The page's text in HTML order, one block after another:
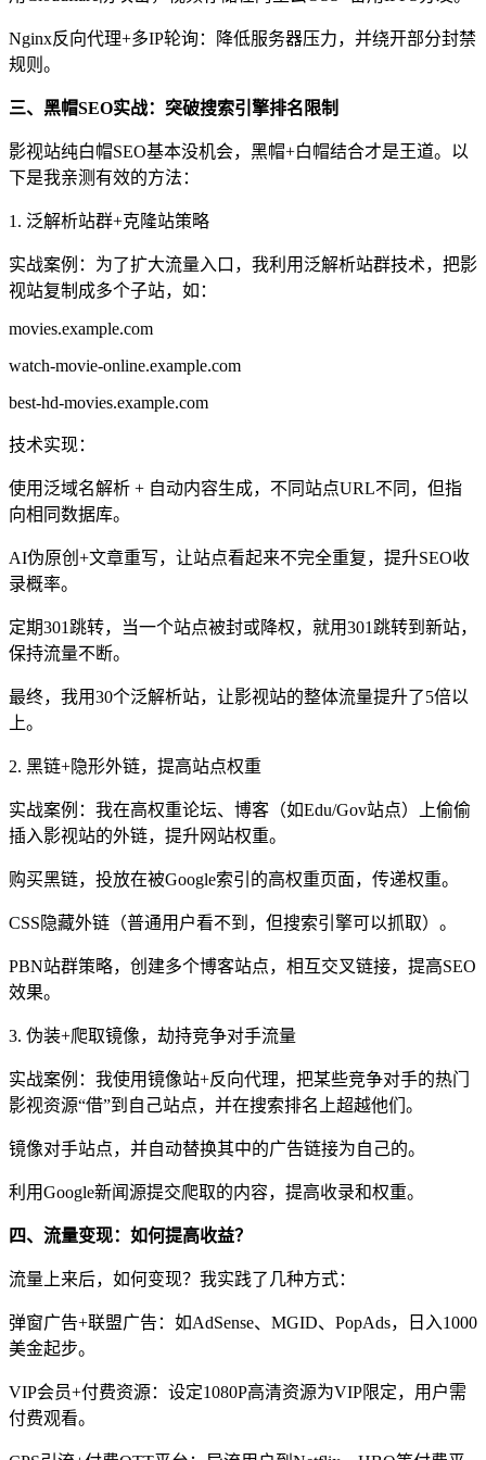
Nginx反向代理+多IP轮询：降低服务器压力，并绕开部分封禁
规则。
三、黑帽SEO实战：突破搜索引擎排名限制
影视站纯白帽SEO基本没机会，黑帽+白帽结合才是王道。以
下是我亲测有效的方法：
1. 泛解析站群+克隆站策略
实战案例：为了扩大流量入口，我利用泛解析站群技术，把影
视站复制成多个子站，如：
movies.example.com
watch-movie-online.example.com
best-hd-movies.example.com
技术实现：
使用泛域名解析 + 自动内容生成，不同站点URL不同，但指
向相同数据库。
AI伪原创+文章重写，让站点看起来不完全重复，提升SEO收
录概率。
定期301跳转，当一个站点被封或降权，就用301跳转到新站，
保持流量不断。
最终，我用30个泛解析站，让影视站的整体流量提升了5倍以
上。
2. 黑链+隐形外链，提高站点权重
实战案例：我在高权重论坛、博客（如Edu/Gov站点）上偷偷
插入影视站的外链，提升网站权重。
购买黑链，投放在被Google索引的高权重页面，传递权重。
CSS隐藏外链（普通用户看不到，但搜索引擎可以抓取）。
PBN站群策略，创建多个博客站点，相互交叉链接，提高SEO
效果。
3. 伪装+爬取镜像，劫持竞争对手流量
实战案例：我使用镜像站+反向代理，把某些竞争对手的热门
影视资源“借”到自己站点，并在搜索排名上超越他们。
镜像对手站点，并自动替换其中的广告链接为自己的。
利用Google新闻源提交爬取的内容，提高收录和权重。
四、流量变现：如何提高收益？
流量上来后，如何变现？我实践了几种方式：
弹窗广告+联盟广告：如AdSense、MGID、PopAds，日入1000
美金起步。
VIP会员+付费资源：设定1080P高清资源为VIP限定，用户需
付费观看。